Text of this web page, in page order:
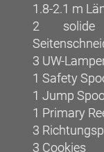
1.8-2.1 m
2 solide
3 UW-
1 Safety
1 Jump
1 Primary
3
3 Cookies